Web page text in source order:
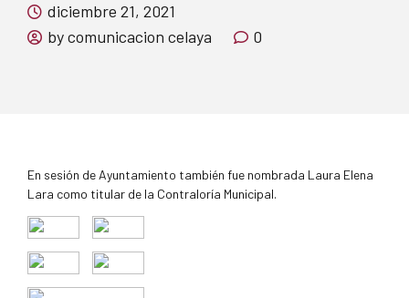
diciembre 21, 2021
by comunicacion celaya
0
En sesión de Ayuntamiento también fue nombrada Laura Elena
Lara como titular de la Contraloría Municipal.